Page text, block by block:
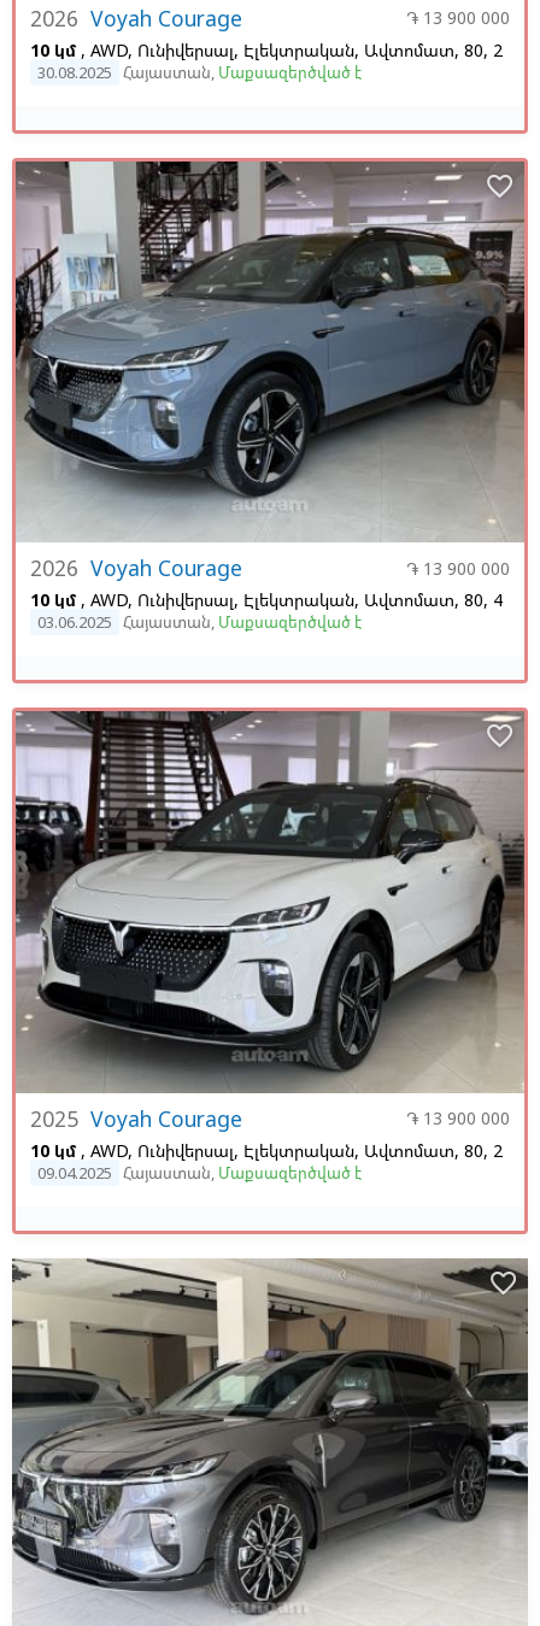
2026 Voyah Courage
֏ 13 900 000
10 կմ , AWD, Ունիվերսալ, Էլեկտրական, Ավտոմատ, 80, 2
30.08.2025 Հայաստան, Մաքսազերծված է
2026 Voyah Courage
֏ 13 900 000
10 կմ , AWD, Ունիվերսալ, Էլեկտրական, Ավտոմատ, 80, 4
03.06.2025 Հայաստան, Մաքսազերծված է
favorite_border
2025 Voyah Courage
֏ 13 900 000
10 կմ , AWD, Ունիվերսալ, Էլեկտրական, Ավտոմատ, 80, 2
09.04.2025 Հայաստան, Մաքսազերծված է
favorite_border
favorite_border